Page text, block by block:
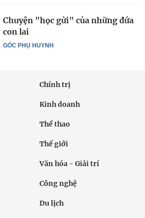
GÓC PHỤ HUYNH
Chuyện "học gửi" của những đứa
con lai
Chính trị
Kinh doanh
Thể thao
Thế giới
Văn hóa - Giải trí
Công nghệ
Du lịch